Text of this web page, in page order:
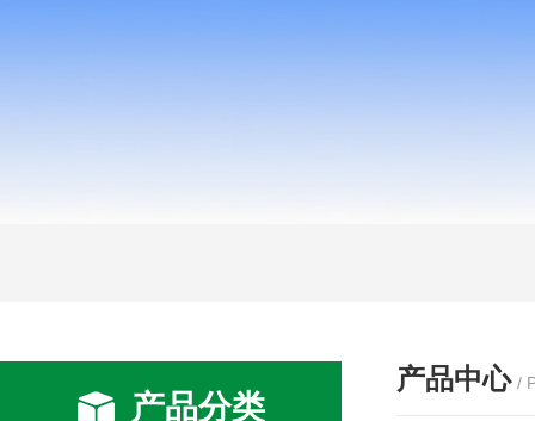
产品分类
产品中心 /